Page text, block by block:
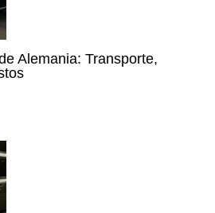
Alemania: Transporte,